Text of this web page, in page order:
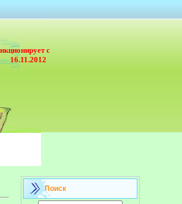
с
16.11.2012
Поиск